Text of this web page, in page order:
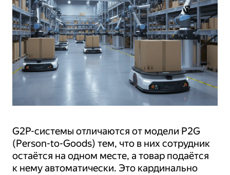
G2P-системы отличаются от модели P2G
(Person-to-Goods) тем, что в них сотрудник
остаётся на одном месте, а товар подаётся
к нему автоматически. Это кардинально